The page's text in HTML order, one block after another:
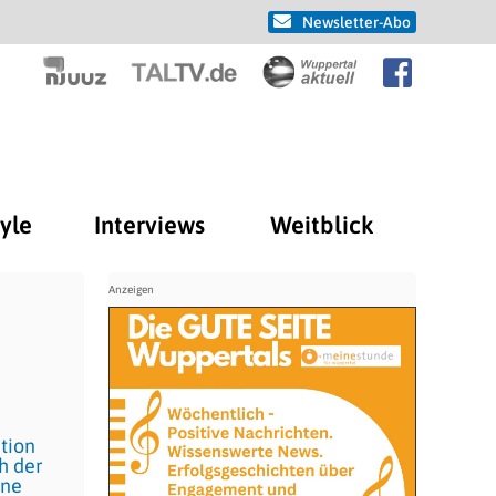
Newsletter-Abo
Interviews Weitblick
der